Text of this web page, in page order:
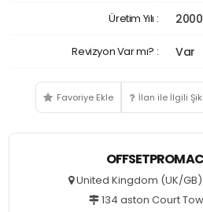
Üretim Yılı : 2000
Revizyon Var mı? : Var
Favoriye Ekle İlan ile İlgili
United Kingdom (UK/
134 aston Court